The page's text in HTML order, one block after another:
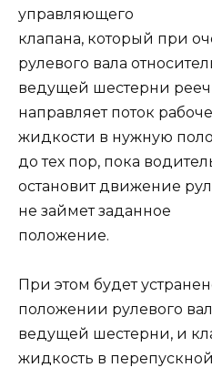
управляющего
клапана, который при
рулевого вала
ведущей шестерни
направляет поток
жидкости в нужную
до тех пор, пока
остановит движение
не займет заданное
положение.
При этом будет
положении рулевого
ведущей шестерни, и
жидкость в